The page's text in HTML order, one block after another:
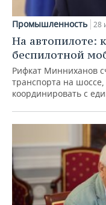
Промышленность 28
На автопилоте:
беспилотной
Рифкат Минниханов
транспорта на
координировать с